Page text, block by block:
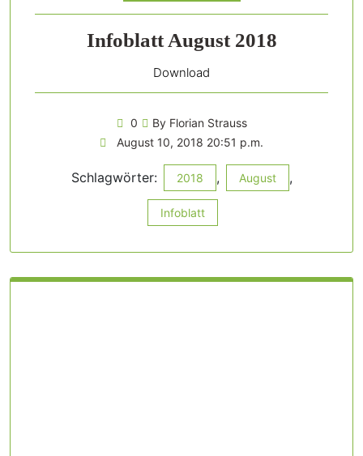
Infoblatt August 2018
Download
0
By Florian Strauss
August 10, 2018 20:51 p.m.
Schlagwörter: 2018 , August ,
Infoblatt